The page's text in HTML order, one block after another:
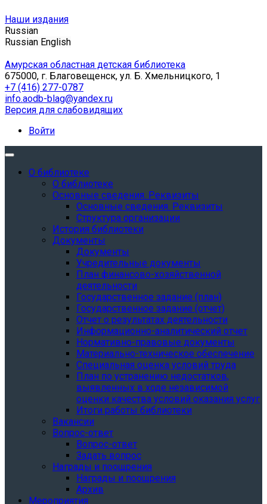
Наши издания
Russian
Russian English
Амурская областная детская библиотека
675000, г. Благовещенск, ул. Б. Хмельницкого, 1
+7 (416) 277-0787
info.aodb-blag@yandex.ru
Версия для слабовидящих
Войти
О библиотеке
О библиотеке
Основные сведения. Реквизиты
Основные сведения. Реквизиты
Структура организации
История библиотеки
Документы
Документы
Учредительные документы
План финансово-хозяйственной
деятельности
Государственное задание (план)
Государственное задание (отчет)
Отчет о результатах деятельности
Информационно-аналитический отчет
Нормативно-правовые документы
Материально-техническое обеспечение
Специальная оценка условий труда
План по устранению недостатков,
выявленных в ходе независимой
оценки качества условий оказания услуг
Итоги работы библиотеки
Вакансии
Вопрос-ответ
Вопрос-ответ
Задать вопрос
Награды и поощрения
Награды и поощрения
Архив
Мероприятия